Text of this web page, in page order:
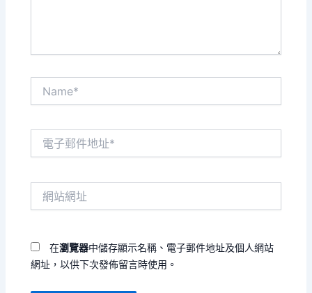
在瀏覽器中儲存顯示名稱、電子郵件地址及個人網站
網址，以供下次發佈留言時使用。